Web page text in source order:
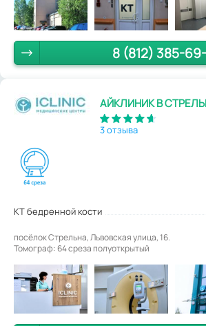
8 (812) 385-
АЙКЛИНИК В
3 отзыва
КТ бедренной кости
посёлок Стрельна, Львовская улица, 16.
Томограф: 64 среза полуоткрытый